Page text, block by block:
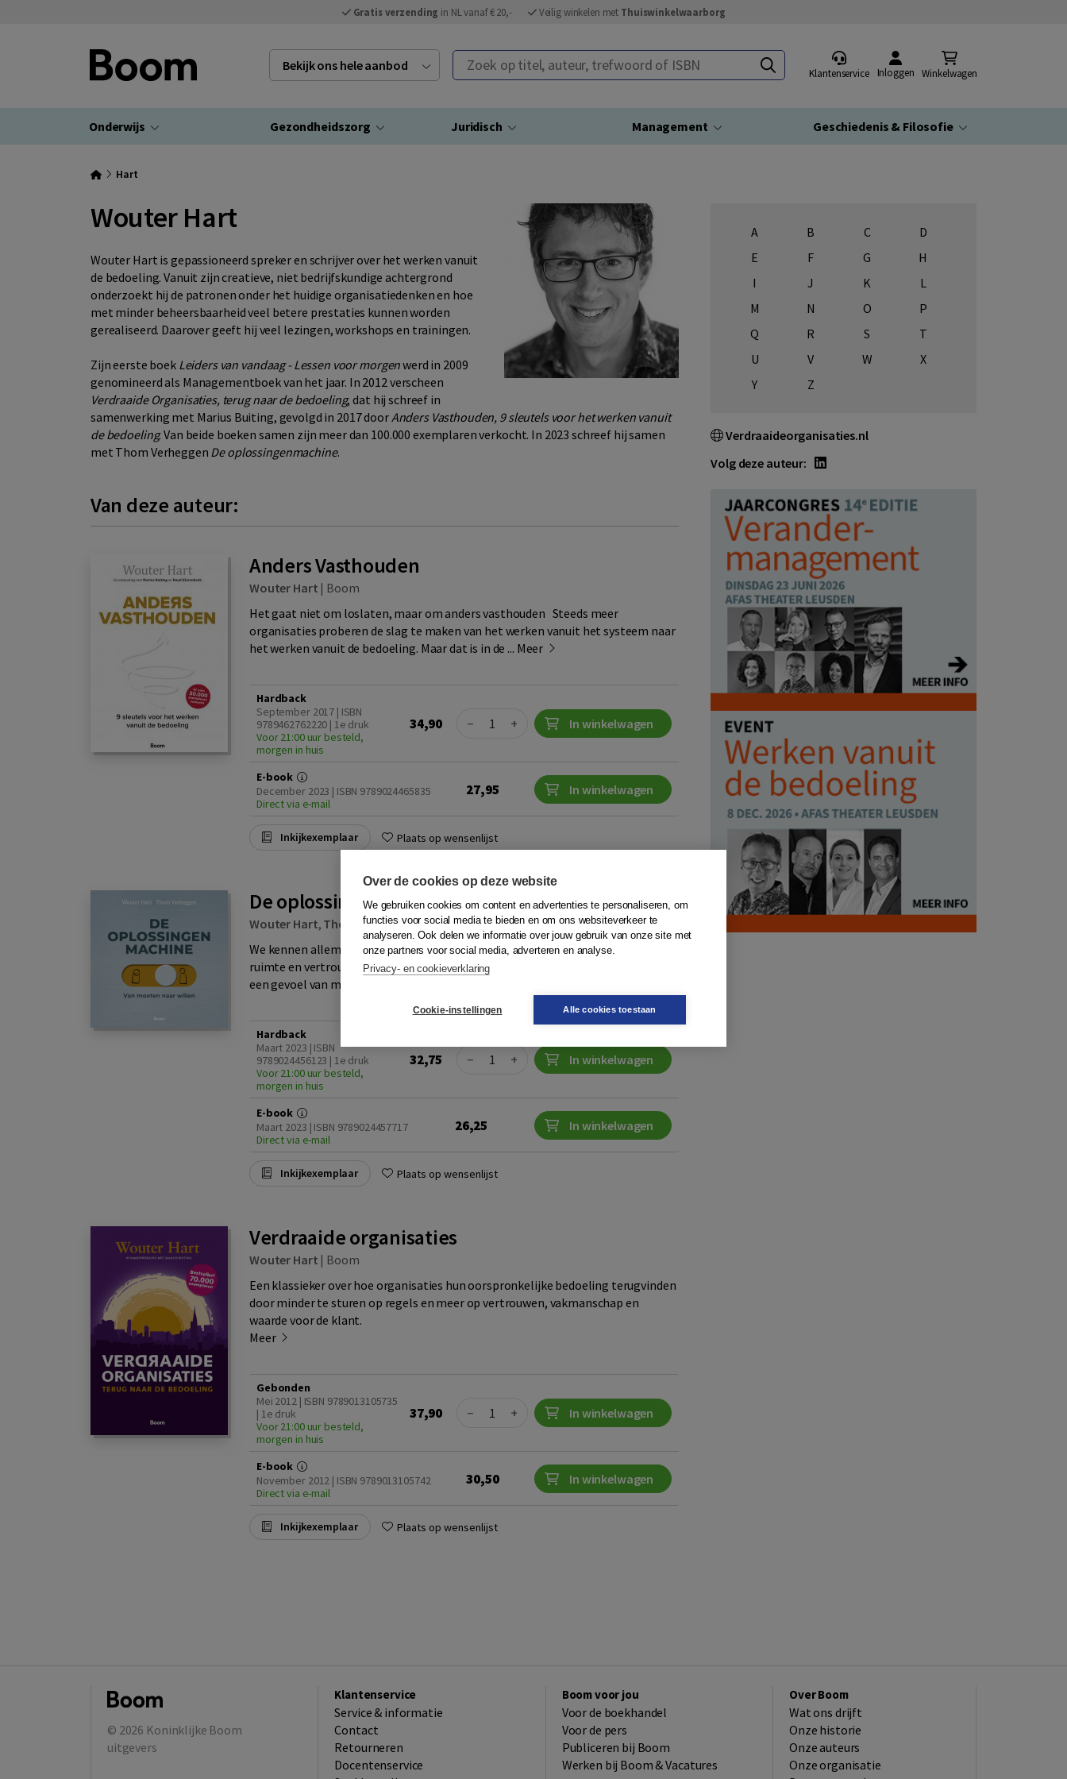
Gratis verzending in NL vanaf € 20,- Veilig winkelen met Thuiswinkelwaarborg
Bekijk ons hele aanbod Zoek op titel, auteur, trefwoord of ISBN
Klantenservice Inloggen Winkelwagen
Onderwijs Gezondheidszorg Juridisch Management Geschiedenis & Filosofie
Hart
Wouter Hart
Wouter Hart is gepassioneerd spreker en schrijver over het werken vanuit
de bedoeling. Vanuit zijn creatieve, niet bedrijfskundige achtergrond
onderzoekt hij de patronen onder het huidige organisatiedenken en hoe
met minder beheersbaarheid veel betere prestaties kunnen worden
gerealiseerd. Daarover geeft hij veel lezingen, workshops en trainingen.
Zijn eerste boek Leiders van vandaag - Lessen voor morgenwerd in 2009
genomineerd als Managementboek van het jaar. In 2012 verscheen
Verdraaide Organisaties, terug naar de bedoeling, dat hij schreef in
samenwerking met Marius Buiting, gevolgd in 2017 doorAnders Vasthouden, 9 sleutels voor het werken vanuit
de bedoeling. Van beide boeken samen zijn meer dan 100.000 exemplaren verkocht. In 2023 schreef hij samen
met Thom Verheggen De oplossingenmachine.
Van deze auteur:
Anders Vasthouden
Wouter Hart | Boom
Het gaat niet om loslaten, maar om anders vasthouden Steeds meer
organisaties proberen de slag te maken van het werken vanuit het systeem naar
het werken vanuit de bedoeling. Maar dat is in de ... Meer
Hardback
September 2017 | ISBN
9789462762220 | 1e druk
Voor 21:00 uur besteld,
morgen in huis
34,90 Quantity
− + In winkelwagen
E-book
December 2023 | ISBN 9789024465835
Direct via e-mail
27,95 In winkelwagen
Inkijkexemplaar Plaats op wensenlijst
De oplossingenmachine
Wouter Hart, Thom Verheggen|Boom
We kennen allemaal het belang van intrinsieke motivatie en het geven van
ruimte en vertrouwen. Maar in de praktijk ontstaan er toch steeds weer regels,
een gevoel van moeten of zelfs wantrouwen. Ho...
Hardback
Maart 2023 | ISBN
9789024456123 | 1e druk
Voor 21:00 uur besteld,
morgen in huis
32,75 Quantity
− + In winkelwagen
E-book
Maart 2023 | ISBN 9789024457717
Direct via e-mail
26,25 In winkelwagen
Inkijkexemplaar Plaats op wensenlijst
Verdraaide organisaties
Wouter Hart | Boom
Een klassieker over hoe organisaties hun oorspronkelijke bedoeling terugvinden
door minder te sturen op regels en meer op vertrouwen, vakmanschap en
waarde voor de klant.
Meer
Gebonden
Mei 2012 | ISBN 9789013105735
| 1e druk
Voor 21:00 uur besteld,
morgen in huis
37,90 Quantity
− + In winkelwagen
E-book
November 2012 | ISBN 9789013105742
Direct via e-mail
30,50 In winkelwagen
Inkijkexemplaar Plaats op wensenlijst
A B C
D
E
F G
H
I
J K
L
M
N O
P
Q
R S
T
U
V W
X
Y
Z
Verdraaideorganisaties.nl
Volg deze auteur:
© 2026 Koninklijke Boom
uitgevers
Klantenservice
Service & informatie
Contact
Retourneren
Docentenservice
Boom voor jou
Voor de boekhandel
Voor de pers
Publiceren bij Boom
Werken bij Boom & Vacatures
Over Boom
Wat ons drijft
Onze historie
Onze auteurs
Onze organisatie
Over de cookies op deze website
We gebruiken cookies om content en advertenties te personaliseren, om
functies voor social media te bieden en om ons websiteverkeer te
analyseren. Ook delen we informatie over jouw gebruik van onze site met
onze partners voor social media, adverteren en analyse.
Privacy- en cookieverklaring
Cookie-instellingen Alle cookies toestaan